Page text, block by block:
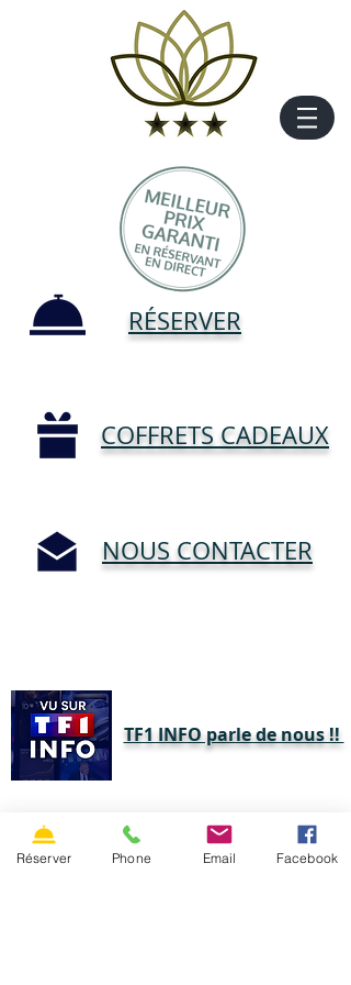
RÉSERVER
COFFRETS CADEAUX
NOUS CONTACTER
TF1 INFO parle de nous !!
CONDITIONS GÉNÉRALES DE
VENTE
Réserver Phone Email Facebook